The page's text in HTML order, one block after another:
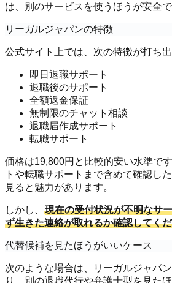
は、別のサービスを使うほうが安全で
リーガルジャパンの特徴
公式サイト上では、次の特徴が打ち出
即日退職サポート
退職後のサポート
全額返金保証
無制限のチャット相談
退職届作成サポート
転職サポート
価格は19,800円と比較的安い水準で
トや転職サポートまで含めて確認し
見ると魅力があります。
しかし、 現在の受付状況が不明なサ
ず生きた連絡が取れるか確認してく
代替候補を見たほうがいいケース
次のような場合は、リーガルジャパ
り、別の退職代行や弁護士型を見たほ